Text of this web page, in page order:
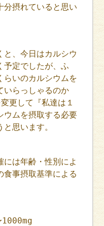
分摂れていると思い
と、今日はカルシウ
予定でしたが、ふ
らいのカルシウムを
いらっしゃるのか
更して『私達は１
ウムを摂取する必要
思います。
には年齢・性別によ
食事摂取基準による